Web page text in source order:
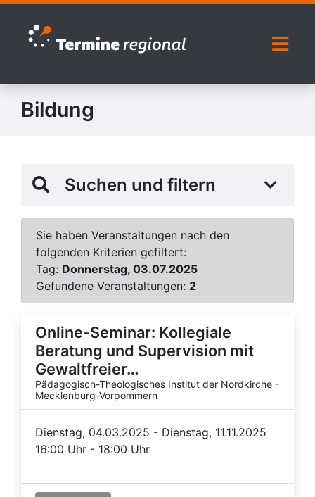
Zur Navigation springen
Zum Inhalt springen
Bildung
Suchen und filtern
Sie haben Veranstaltungen nach den
folgenden Kriterien gefiltert:
Tag: Donnerstag, 03.07.2025
Gefundene Veranstaltungen: 2
Online-Seminar: Kollegiale
Beratung und Supervision mit
Gewaltfreier…
Pädagogisch-Theologisches Institut der Nordkirche -
Mecklenburg-Vorpommern
Dienstag, 04.03.2025 - Dienstag, 11.11.2025
16:00 Uhr - 18:00 Uhr